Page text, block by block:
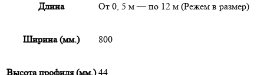
Длина От 0, 5 м — по 12 м (Режем в размер)
Ширина (мм.) 800
Высота профиля (мм.) 44